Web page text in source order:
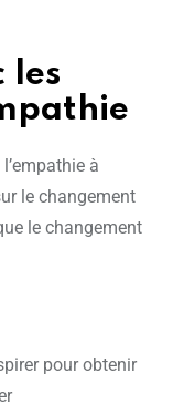
les
à
le changement
le changement
pour obtenir